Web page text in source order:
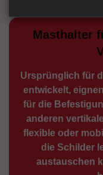
Masthalter
Ursprünglich für
entwickelt,
für die
anderen
flexible oder
die Schilder
austauschen